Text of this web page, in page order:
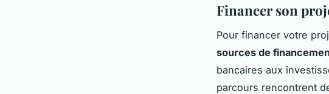
Financer son
Pour financer votre
sources de
bancaires aux
parcours rencontrent